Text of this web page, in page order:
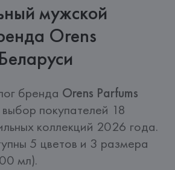
мужской
Orens
бренда Orens Parfums
покупателей 18
коллекций 2026 года.
5 цветов и 3 размера
мл).